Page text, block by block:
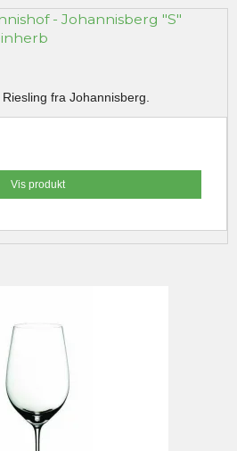
- Johannisberg "S"
fra Johannisberg.
Vis produkt